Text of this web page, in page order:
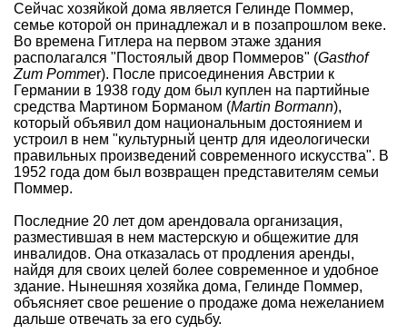
Сейчас хозяйкой дома является Гелинде Поммер,
семье которой он принадлежал и в позапрошлом веке.
Во времена Гитлера на первом этаже здания
располагался "Постоялый двор Поммеров" (Gasthof
Zum Pommer). После присоединения Австрии к
Германии в 1938 году дом был куплен на партийные
средства Мартином Борманом (Martin Bormann),
который объявил дом национальным достоянием и
устроил в нем "культурный центр для идеологически
правильных произведений современного искусства". В
1952 года дом был возвращен представителям семьи
Поммер.
Последние 20 лет дом арендовала организация,
разместившая в нем мастерскую и общежитие для
инвалидов. Она отказалась от продления аренды,
найдя для своих целей более современное и удобное
здание. Нынешняя хозяйка дома, Гелинде Поммер,
объясняет свое решение о продаже дома нежеланием
дальше отвечать за его судьбу.